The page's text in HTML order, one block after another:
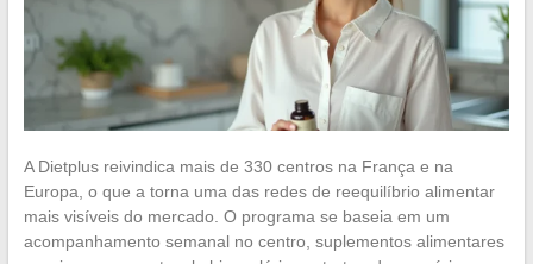
A Dietplus reivindica mais de 330 centros na França e na
Europa, o que a torna uma das redes de reequilíbrio alimentar
mais visíveis do mercado. O programa se baseia em um
acompanhamento semanal no centro, suplementos alimentares